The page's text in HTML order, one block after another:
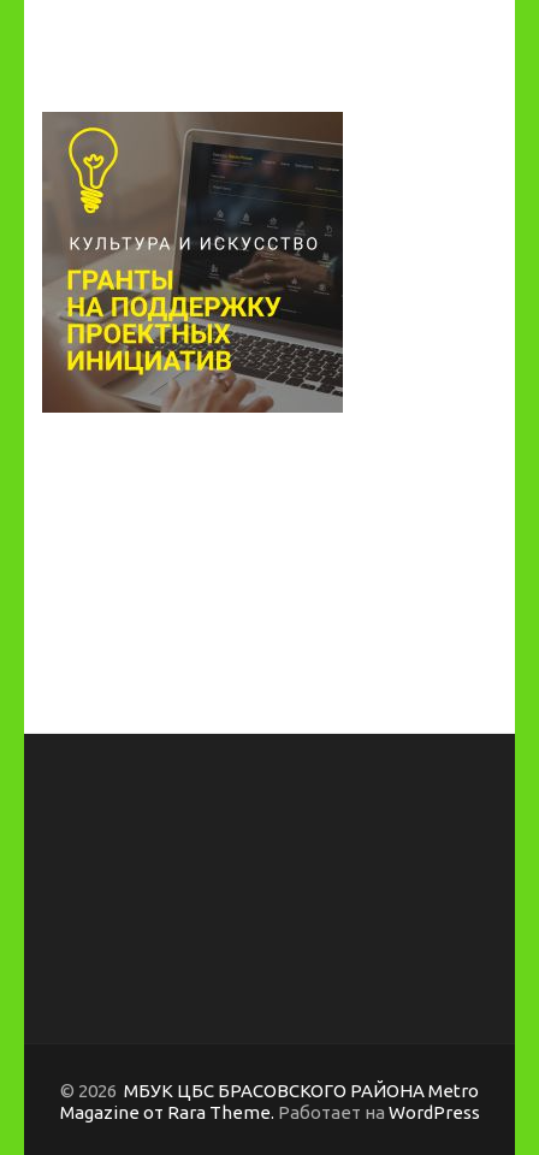
© 2026 МБУК ЦБС БРАСОВСКОГО РАЙОНАMetro
Magazine от Rara Theme. Работает на WordPress